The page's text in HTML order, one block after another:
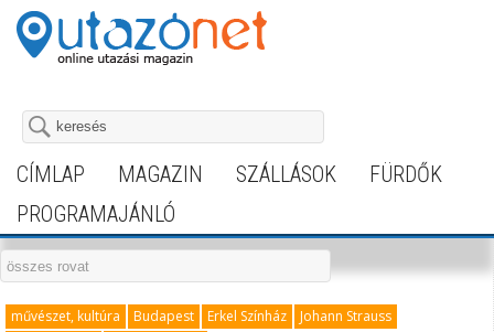
CÍMLAP MAGAZIN SZÁLLÁSOK
FÜRDŐK
PROGRAMAJÁNLÓ
művészet, kultúra Budapest Erkel Színház
Johann Strauss